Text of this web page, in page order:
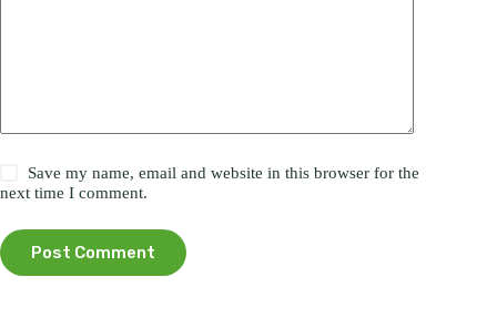
Save my name, email and website in this browser for the
next time I comment.
Post Comment